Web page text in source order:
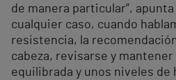
de manera particular”,
cualquier caso, cuando
resistencia, la
cabeza, revisarse y
equilibrada y unos niveles de